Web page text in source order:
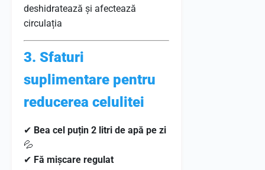
deshidratează și afectează
circulația
3. Sfaturi
suplimentare pentru
reducerea celulitei
✔ Bea cel puțin 2 litri de apă pe zi
💦
✔ Fă mișcare regulat